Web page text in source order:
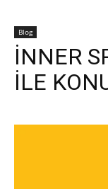
Blog
İNNER
İLE